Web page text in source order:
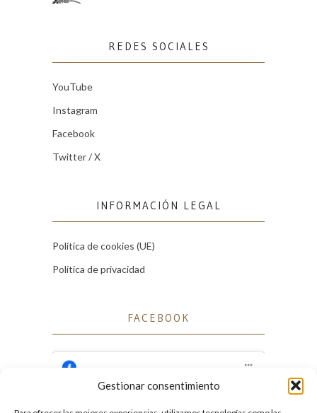
Gestionar consentimiento
REDES SOCIALES
YouTube
Instagram
Facebook
Twitter / X
INFORMACIÓN LEGAL
Política de cookies (UE)
Política de privacidad
FACEBOOK